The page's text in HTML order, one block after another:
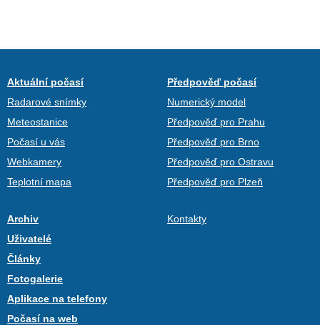
Aktuální počasí
Radarové snímky
Meteostanice
Počasí u vás
Webkamery
Teplotní mapa
Předpověď počasí
Numerický model
Předpověď pro Prahu
Předpověď pro Brno
Předpověď pro Ostravu
Předpověď pro Plzeň
Archiv
Uživatelé
Články
Fotogalerie
Aplikace na telefony
Počasí na web
Kontakty